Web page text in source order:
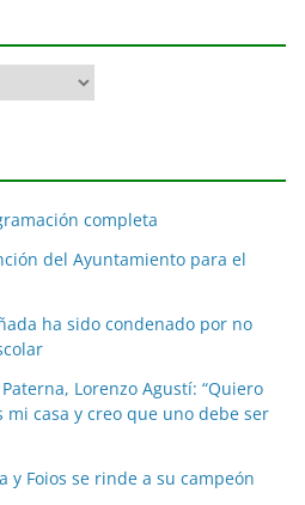
completa
del Ayuntamiento para el
ha sido condenado por no
Lorenzo Agustí: “Quiero
casa y creo que uno debe ser
y Foios se rinde a su campeón